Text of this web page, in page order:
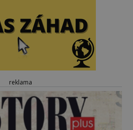
reklama